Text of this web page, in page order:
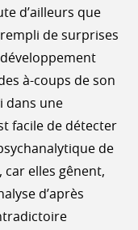
d’ailleurs que
rempli de surprises
à-coups de son
dans une
facile de détecter
de
car elles gênent,
d’après